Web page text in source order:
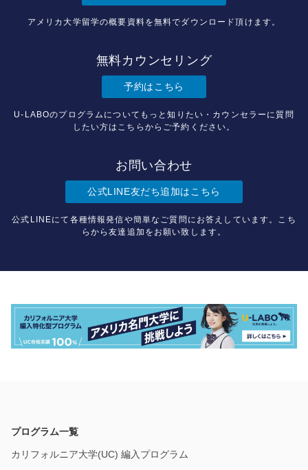
アメリカ大学留学の概要資料を無料でダウンロード頂けます。
無料カウンセリング
予約はこちら
U-LABOのプログラムについてもっと知りたい・カウンセラーに質問
したい方はこちらからご予約ください。
お問い合わせ
公式LINE友だち追加はこちら
公式LINEにて各種情報発信や簡単なご質問にお答えしています。こち
らから友達追加をお願い致します。
プログラム一覧
カリフォルニア大学(UC) 編入プログラム